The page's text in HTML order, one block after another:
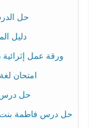
حل
دليل
ورقة عمل
امتحان
حل درس
حل درس فاطمة بنت